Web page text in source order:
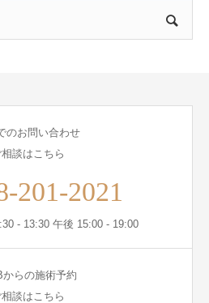
のお問い合わせ
相談はこちら
201-2021
- 13:30 午後 15:00 - 19:00
からの施術予約
相談はこちら